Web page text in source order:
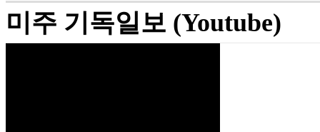
미주 기독일보 (Youtube)